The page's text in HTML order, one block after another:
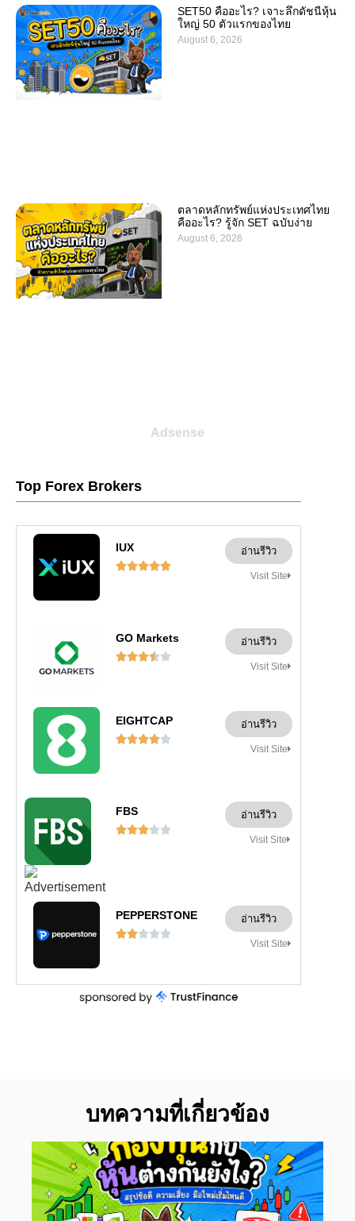
SET50 คืออะไร? เจาะลึกดัชนีหุ้น
ใหญ่ 50 ตัวแรกของไทย
August 6, 2026
ตลาดหลักทรัพย์แห่งประเทศไทย
คืออะไร? รู้จัก SET ฉบับง่าย
August 6, 2026
Adsense
Top Forex Brokers
IUX

อ่านรีวิว
Visit Site
GO Markets

อ่านรีวิว
Visit Site
EIGHTCAP

อ่านรีวิว
Visit Site
FBS

อ่านรีวิว
Visit Site
PEPPERSTONE

อ่านรีวิว
Visit Site
บทความที่เกี่ยวข้อง